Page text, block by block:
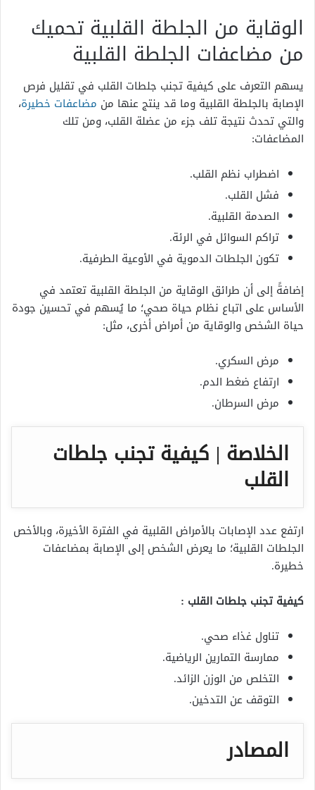
الوقاية من الجلطة القلبية تحميك
من مضاعفات الجلطة القلبية
يسهم التعرف على كيفية تجنب جلطات القلب في تقليل فرص
الإصابة بالجلطة القلبية وما قد ينتج عنها من مضاعفات خطيرة،
والتي تحدث نتيجة تلف جزء من عضلة القلب، ومن تلك
المضاعفات:
اضطراب نظم القلب.
فشل القلب.
الصدمة القلبية.
تراكم السوائل في الرئة.
تكون الجلطات الدموية في الأوعية الطرفية.
إضافةً إلى أن طرائق الوقاية من الجلطة القلبية تعتمد في
الأساس على اتباع نظام حياة صحي؛ ما يُسهم في تحسين جودة
حياة الشخص والوقاية من أمراض أخرى، مثل:
مرض السكري.
ارتفاع ضغط الدم.
مرض السرطان.
الخلاصة | كيفية تجنب جلطات
القلب
ارتفع عدد الإصابات بالأمراض القلبية في الفترة الأخيرة، وبالأخص
الجلطات القلبية؛ ما يعرض الشخص إلى الإصابة بمضاعفات
خطيرة.
كيفية تجنب جلطات القلب :
تناول غذاء صحي.
ممارسة التمارين الرياضية.
التخلص من الوزن الزائد.
التوقف عن التدخين.
المصادر